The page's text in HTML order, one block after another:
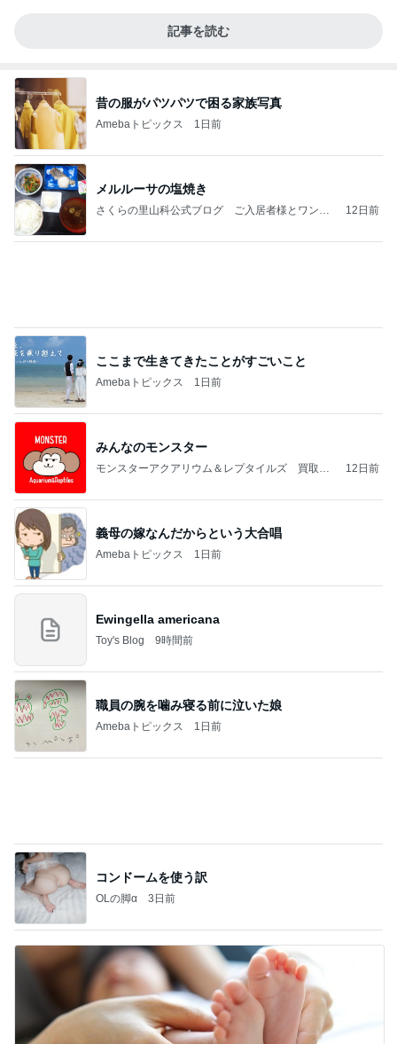
さくらの里山科公式ブログ ご入居者様とワンち
ここまで生きてきたことがすごいこと
Amebaトピックス 1日前
みんなのモンスター
モンスターアクアリウム＆レプタイルズ 買取販
12日前
Ewingella americana
Toy's Blog 9時間前
職員の腕を噛み寝る前に泣いた娘
Amebaトピックス 1日前
コンドームを使う訳
OLの脚α 3日前